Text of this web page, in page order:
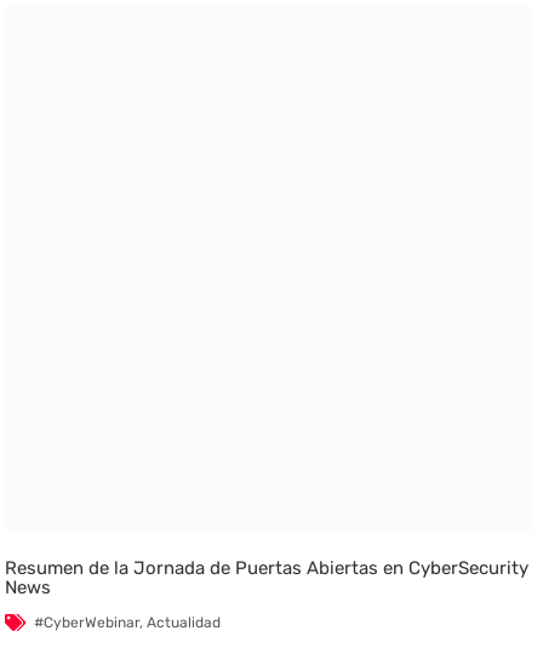
Resumen de la Jornada de Puertas Abiertas en CyberSecurity
News
#CyberWebinar,Actualidad